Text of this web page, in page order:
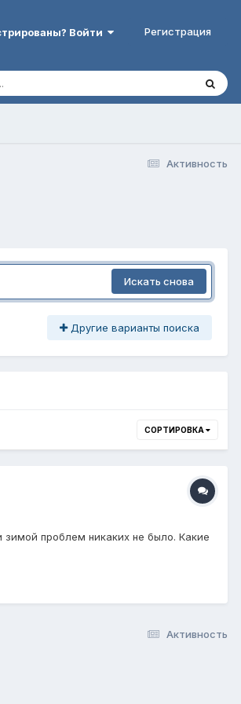
Войти Регистрация
Активность
Искать снова
Другие варианты поиска
СОРТИРОВКА
зимой проблем никаких не было. Какие
Активность